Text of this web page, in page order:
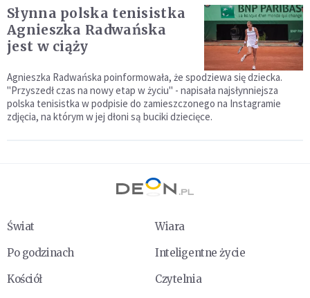
Słynna polska tenisistka
Agnieszka Radwańska
jest w ciąży
Agnieszka Radwańska poinformowała, że spodziewa się dziecka.
"Przyszedł czas na nowy etap w życiu" - napisała najsłynniejsza
polska tenisistka w podpisie do zamieszczonego na Instagramie
zdjęcia, na którym w jej dłoni są buciki dziecięce.
Świat
Wiara
Po godzinach
Inteligentne życie
Kościół
Czytelnia